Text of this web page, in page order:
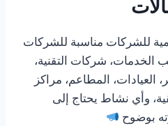
للشركات مناسبة للشركات
الخدمات، شركات التقنية،
العيادات، المطاعم، مراكز
وأي نشاط يحتاج إلى
بوضوح